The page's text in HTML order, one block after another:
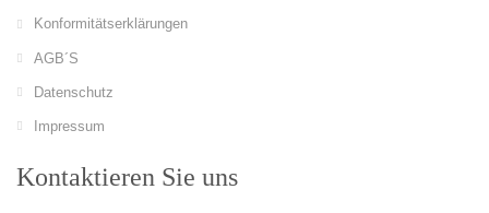
Konformitätserklärungen
AGB´S
Datenschutz
Impressum
Kontaktieren Sie uns